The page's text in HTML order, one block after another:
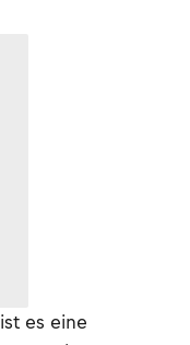
es eine